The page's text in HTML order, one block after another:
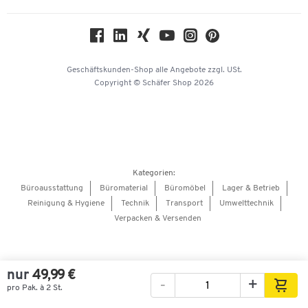
nur 49,99 €
pro Pak. à 2 St. - +
360°-Ansicht
KinderHerz Zukunftsfonds
Barrierefreiheitserklärung
Onlinebewerbung Lieferant
Geschäftskunden-Shop alle Angebote zzgl. USt.
Copyright © Schäfer Shop 2026
Kategorien:
Büroausstattung
Büromaterial Büromöbel
Lager & Betrieb
Reinigung & Hygiene
Technik Transport
Umwelttechnik
Verpacken & Versenden